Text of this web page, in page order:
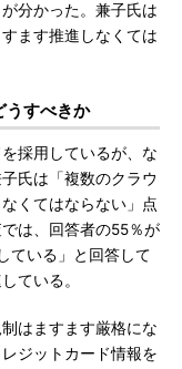
分かった。兼子氏は
ます推進しなくては
うすべきか
採用しているが、な
氏は「複数のクラウ
くてはならない」点
は、回答者の55％が
ている」と回答して
ている。
はますます厳格にな
ジットカード情報を